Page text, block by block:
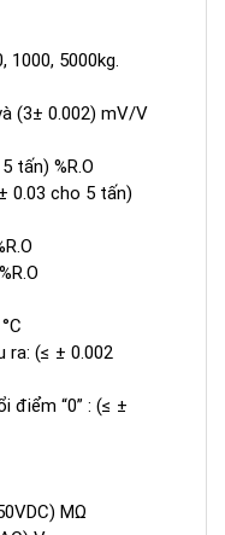
1000, 5000kg.
(3± 0.002) mV/V
tấn) %R.O
0.03 cho 5 tấn)
(≤ ± 0.002
“0” : (≤ ±
MΩ